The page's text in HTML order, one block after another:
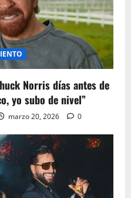
Norris días antes de
yo subo de nivel”
marzo 20, 2026 0